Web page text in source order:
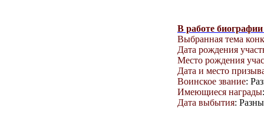
В работе
Выбранная тема
Дата рождения
Место рождения
Дата и место
Воинское звание:
Имеющиеся награды
Дата выбытия: